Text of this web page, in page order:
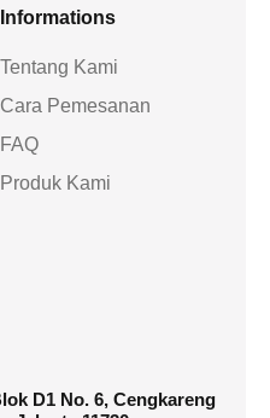
Informations
Tentang Kami
Cara Pemesanan
FAQ
Produk Kami
D1 No. 6, Cengkareng